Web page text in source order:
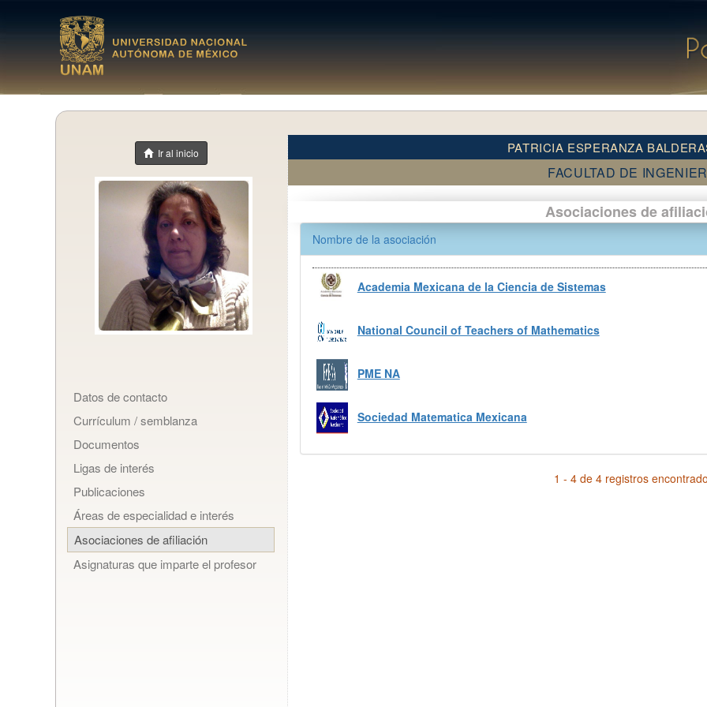
Ir al inicio
Datos de contacto
Currículum / semblanza
Documentos
Ligas de interés
Publicaciones
Áreas de especialidad e interés
Asociaciones de afiliación
Asignaturas que imparte el profesor
PATRICIA ESPERANZA
FACULTAD DE
Asociaciones de
Nombre de la asociación
Academia Mexicana de la Ciencia de Sistemas
National Council of Teachers of Mathematics
PME NA
Sociedad Matematica Mexicana
1 - 4 de 4 registros